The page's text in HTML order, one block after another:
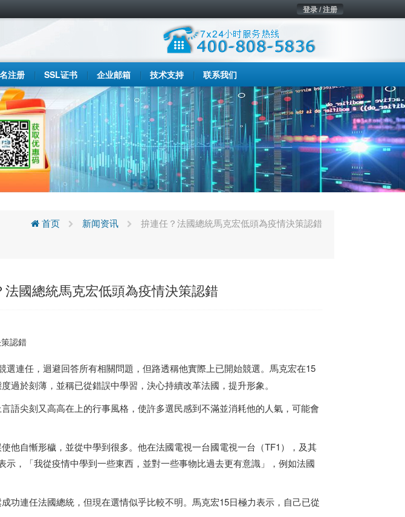
登录 / 注册
注册 SSL证书 企业邮箱 技术支持 联系我们
首页 新闻资讯 拚連任？法國總統馬克宏低頭為疫情決策認錯
法國總統馬克宏低頭為疫情決策認錯
選連任，迴避回答所有相關問題，但路透稱他實際上已開始競選。馬克宏在15
過於刻薄，並稱已從錯誤中學習，決心持續改革法國，提升形象。
語尖刻又高高在上的行事風格，使許多選民感到不滿並消耗他的人氣，可能會
他自慚形穢，並從中學到很多。他在法國電視一台國電視一台（TF1），及其
示，「我從疫情中學到一些東西，並對一些事物比過去更有意識」，例如法國
功連任法國總統，但現在選情似乎比較不明。馬克宏15日極力表示，自己已從